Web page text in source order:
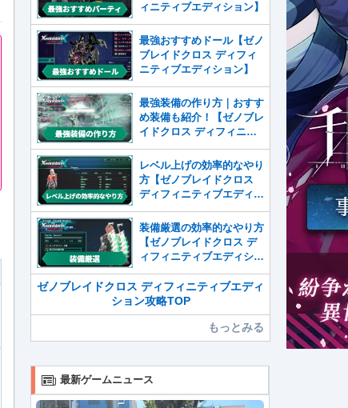
ィニティブエディション】
最強おすすめドール【ゼノ
ブレイドクロス ディフィ
ニティブエディション】
最強装備の作り方｜おすす
め装備も紹介！【ゼノブレ
イドクロス ディフィニテ
ィブエディション】
レベル上げの効率的なやり
方【ゼノブレイドクロス
ディフィニティブエディシ
ョン】
装備厳選の効率的なやり方
【ゼノブレイドクロス デ
ィフィニティブエディショ
ン】
ゼノブレイドクロス ディフィニティブエディ
ション攻略TOP
もっとみる
最新ゲームニュース